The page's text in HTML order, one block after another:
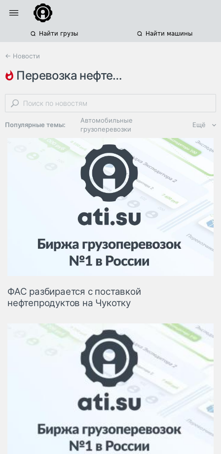
Найти грузы Найти машины
← Новости
перевозка нефтепродуктов
морские перевозки опасных грузов
Популярные темы:
Автомобильные
грузоперевозки
Региональная
логистика
ЭДО, ИТ в
логистике
Дороги,
инфраструктура
Логистика, грузы
Негабаритные и
опасные грузы
Безопасность и
Таможня и ВЭД
терминалы
Коммерческий
транспорт
Спецтехника
Автосервис,
запчасти, шины
автохимия
Ещё
ФАС разбирается с поставкой
нефтепродуктов на Чукотку